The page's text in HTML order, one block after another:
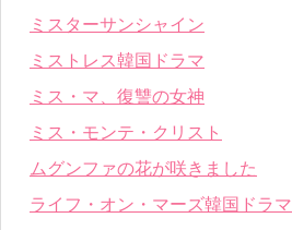
ミスターサンシャイン
ミストレス韓国ドラマ
ミス・マ、復讐の女神
ミス・モンテ・クリスト
ムグンファの花が咲きました
ライフ・オン・マーズ韓国ドラマ